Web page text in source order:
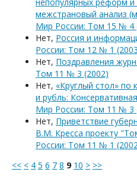
межстрановый анализ
Мир России: Том 15 № 4
Нет, Россия и
России: Том 12 № 1
Нет, Поздравления
Том 11 № 3 (2002)
Нет, «Круглый стол» по
и рубль:
Мир России: Том 11 № 3
Нет, Приветствие
В.М. Кресса проекту
России: Том 11 № 1
<< < 4 5 6 7 8 9 10 > >>